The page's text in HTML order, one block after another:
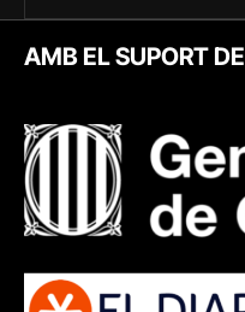
AMB EL SUPORT DE